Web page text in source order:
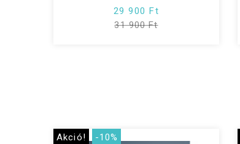
29 900 Ft
31 900 Ft
Akció! -10%